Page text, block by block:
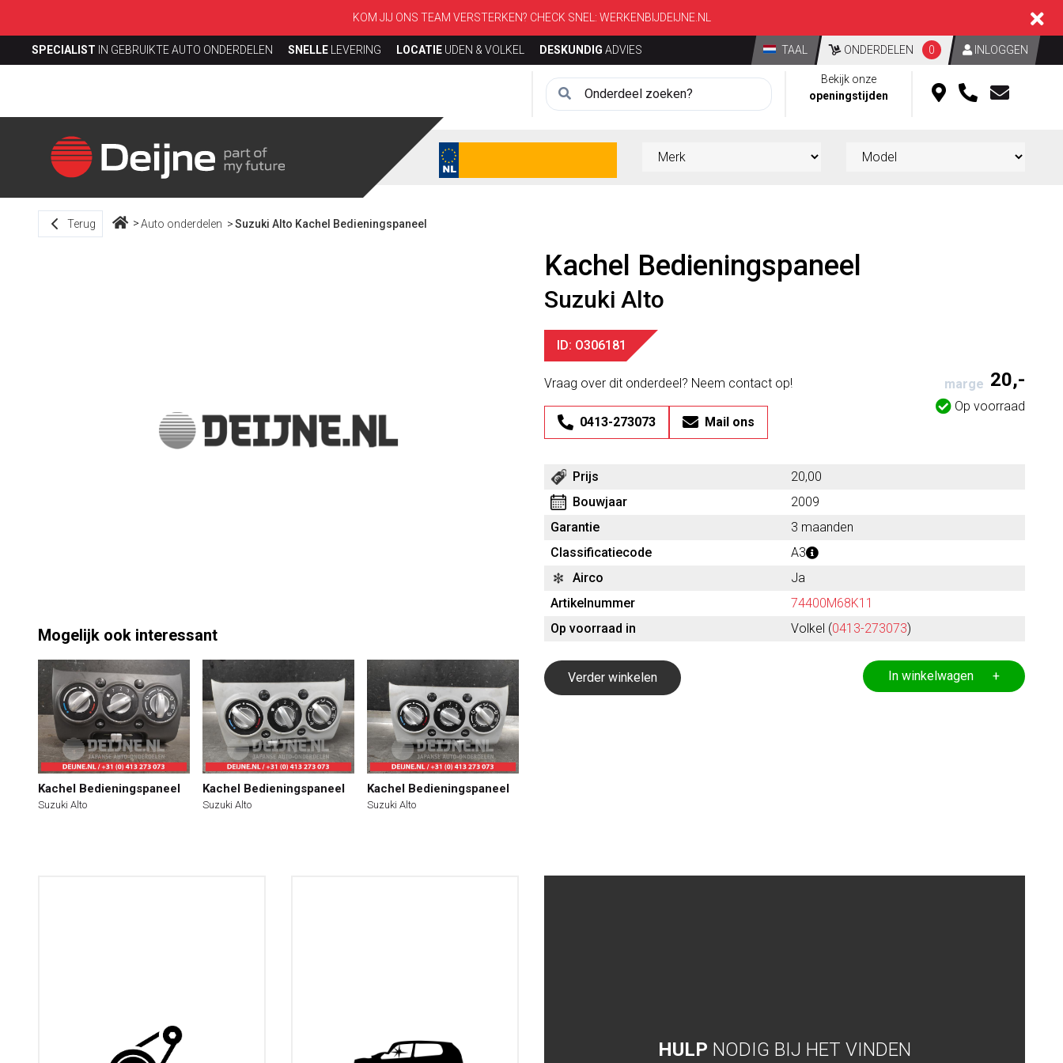
KOM JIJ ONS TEAM VERSTERKEN? CHECK SNEL: WERKENBIJDEIJNE.NL
SPECIALIST IN GEBRUIKTE AUTO ONDERDELEN SNELLE LEVERING LOCATIE UDEN & VOLKEL DESKUNDIG ADVIES TAAL ONDERDELEN 0 INLOGGEN
Bekijk onze
openingstijden
Terug Auto onderdelen Suzuki Alto Kachel Bedieningspaneel
Mogelijk ook interessant
Kachel Bedieningspaneel
Suzuki Alto
Kachel Bedieningspaneel
Suzuki Alto
Kachel Bedieningspaneel
Suzuki Alto
Kachel Bedieningspaneel
Suzuki Alto
ID: O306181
Vraag over dit onderdeel? Neem contact op!
0413-273073 Mail ons
marge 20,-
Op voorraad
Prijs
20,00
Bouwjaar
2009
Garantie
3 maanden
Classificatiecode
A3
Airco
Ja
Artikelnummer
74400M68K11
Op voorraad in
Volkel (0413-273073)
Verder winkelen In winkelwagen +
HULP NODIG BIJ HET VINDEN